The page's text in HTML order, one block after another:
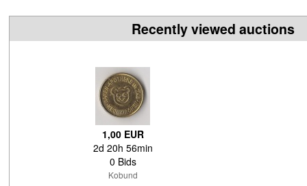
Recently viewed auctions
1,00 EUR
2d 20h 56min
0 Bids
Kobund